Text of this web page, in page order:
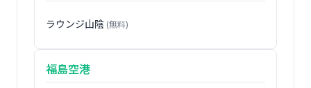
ラウンジ山陰 (無料)
福島空港